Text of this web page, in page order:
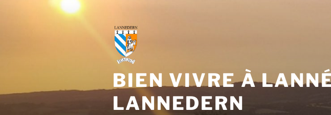
BIEN VIVRE À
LANNEDERN